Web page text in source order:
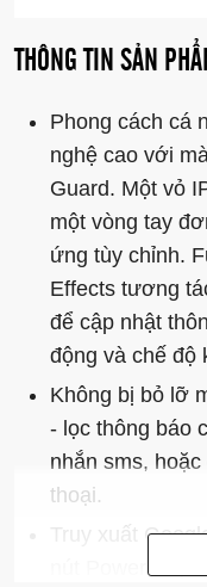
THÔNG TIN SẢN
Phong cách cá
nghệ cao với
Guard. Một vỏ
một vòng tay
ứng tùy chỉnh.
Effects tương
để cập nhật
động và chế độ
Không bị bỏ lỡ
- lọc thông báo
nhắn sms,
thoại.
Truy xuất
nút Power hoặc